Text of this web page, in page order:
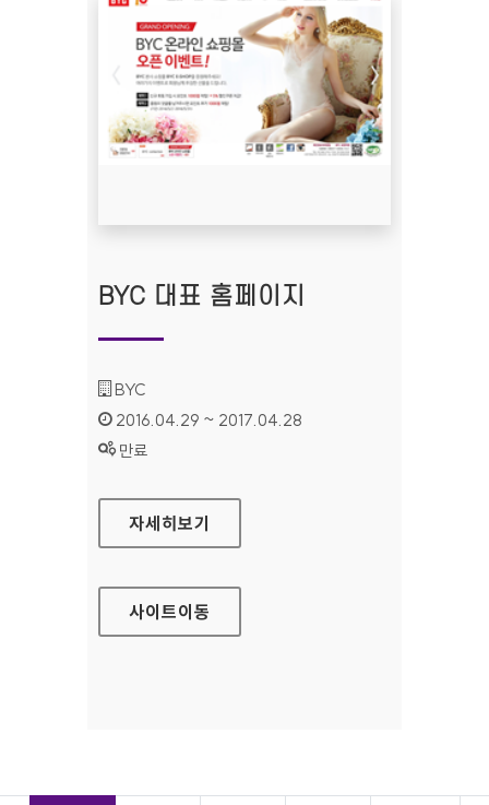
BYC 대표 홈페이지
기관명 :
BYC
인증기간 :
2016.04.29 ~ 2017.04.28
상태 :
만료
BYC 대표 홈페이지
자세히보기
사이트이동